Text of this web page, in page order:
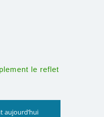
le reflet
aujourd’hui